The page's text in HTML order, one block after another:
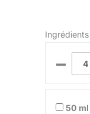
Ingrédients
–
50 ml